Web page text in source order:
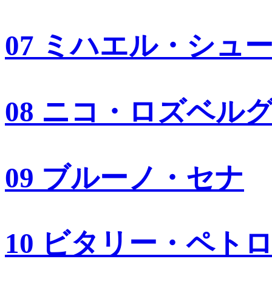
07 ミハエル・シュ
08 ニコ・ロズベル
09 ブルーノ・セナ
10 ビタリー・ペト